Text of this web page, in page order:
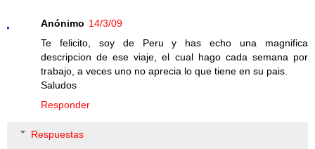
Anónimo 14/3/09
Te felicito, soy de Peru y has echo una magnifica
descripcion de ese viaje, el cual hago cada semana por
trabajo, a veces uno no aprecia lo que tiene en su pais.
Saludos
Responder
Respuestas